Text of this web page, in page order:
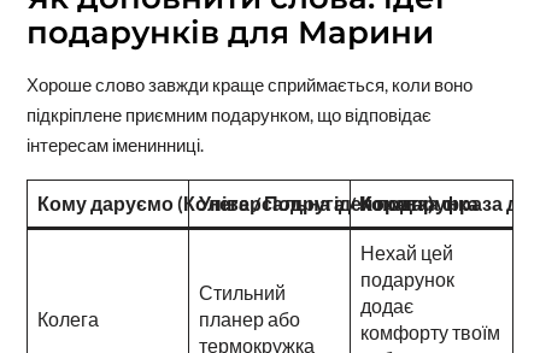
подарунків для Марини
Хороше слово завжди краще сприймається, коли воно
підкріплене приємним подарунком, що відповідає
інтересам іменинниці.
Кому даруємо (Колега / Подруга / Кохана)
Універсальна ідея подарунка
Коротка фраза
Колега
Стильний
планер або
термокружка
Нехай цей
подарунок
додає
комфорту твоїм